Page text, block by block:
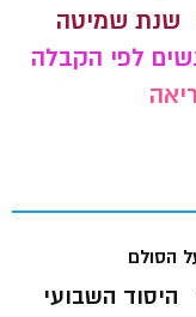
שנת שמיטה
לפי הקבלה
הסולם
היסוד השבועי